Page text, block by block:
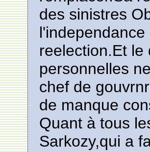
des sinistres
reelection.Et
personnelles
chef de
de manque
Quant à tous
Sarkozy,qui a